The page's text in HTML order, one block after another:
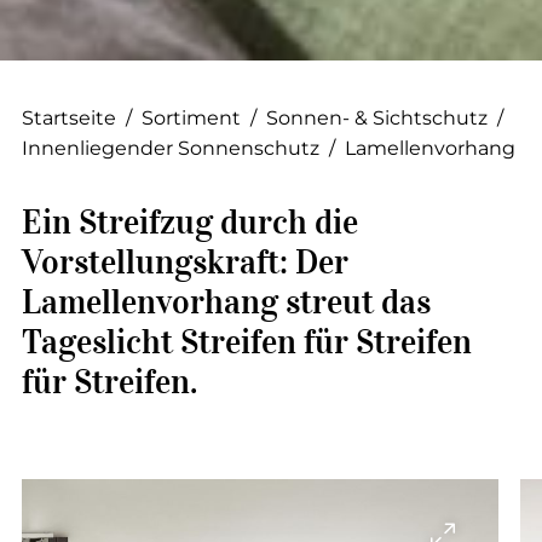
--
Startseite / Sortiment / Sonnen- & Sichtschutz /
Innenliegender Sonnenschutz / Lamellenvorhang
Ein Streifzug durch die
Vorstellungskraft: Der
Lamellenvorhang streut das
Tageslicht Streifen für Streifen
für Streifen.